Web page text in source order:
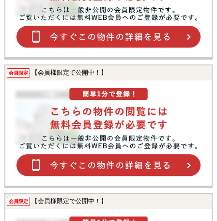
会員限定 【会員様限定で公開中！】
会員限定 【会員様限定で公開中！】